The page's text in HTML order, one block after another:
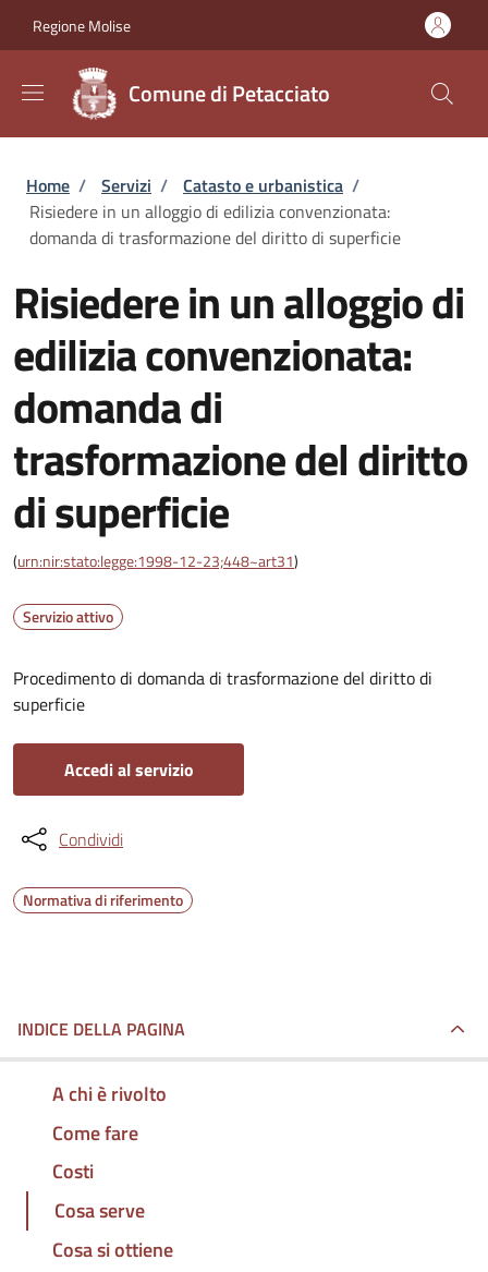
Regione Molise
Comune di Petacciato
Briciole di pane
Home / Servizi / Catasto e urbanistica /
Risiedere in un alloggio di edilizia convenzionata:
domanda di trasformazione del diritto di superficie
Risiedere in un alloggio di
edilizia convenzionata:
domanda di
trasformazione del diritto
di superficie
(urn:nir:stato:legge:1998-12-23;448~art31)
Servizio attivo
Procedimento di domanda di trasformazione del diritto di
superficie
Accedi al servizio
Condividi
Normativa di riferimento
INDICE DELLA PAGINA
A chi è rivolto
Come fare
Costi
Cosa serve
Cosa si ottiene